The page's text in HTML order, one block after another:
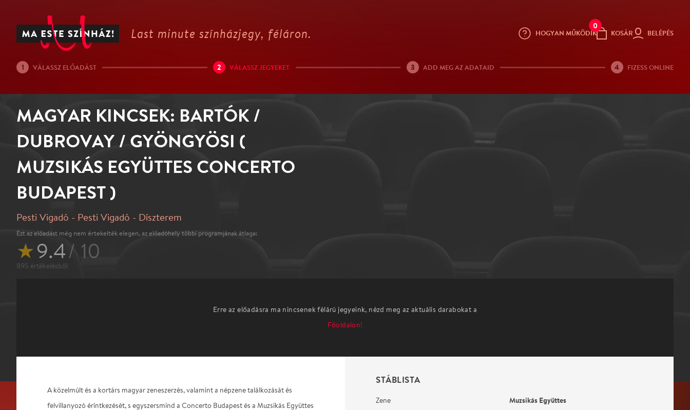
Last minute színházjegy, féláron. HOGYAN MŰKÖDIK
0
KOSÁR BELÉPÉS
1 VÁLASSZ ELŐADÁST 2 VÁLASSZ JEGYEKET 3 ADD MEG AZ ADATAID 4 FIZESS ONLINE
MAGYAR KINCSEK: BARTÓK /
DUBROVAY / GYÖNGYÖSI (
MUZSIKÁS EGYÜTTES CONCERTO
BUDAPEST )
Pesti Vigadó - Pesti Vigadó - Díszterem
Ezt az előadást még nem értekelték elegen, az előadóhely többi programjának átlaga:
★9.4/ 10
895 értékelésből
Erre az előadásra ma nincsenek félárú jegyeink, nézd meg az aktuális darabokat a
Főoldalon!
A közelmúlt és a kortárs magyar zeneszerzés, valamint a népzene találkozását és
felvillanyozó érintkezését, s egyszersmind a Concerto Budapest és a Muzsikás Együttes
STÁBLISTA
Zene Muzsikás Együttes